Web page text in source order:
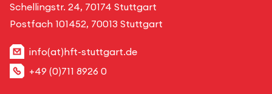
Schellingstr. 24, 70174 Stuttgart
Postfach 101452, 70013 Stuttgart
info(at)hft-stuttgart.de
+49 (0)711 8926 0